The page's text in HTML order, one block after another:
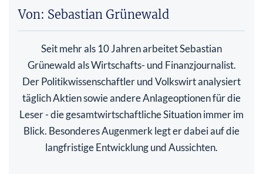
Von: Sebastian Grünewald
Seit mehr als 10 Jahren arbeitet Sebastian
Grünewald als Wirtschafts- und Finanzjournalist.
Der Politikwissenschaftler und Volkswirt analysiert
täglich Aktien sowie andere Anlageoptionen für die
Leser - die gesamtwirtschaftliche Situation immer im
Blick. Besonderes Augenmerk legt er dabei auf die
langfristige Entwicklung und Aussichten.